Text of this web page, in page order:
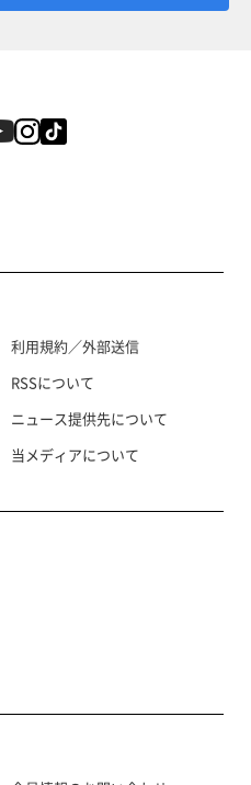
利用規約／外部送信
RSSについて
ニュース提供先について
当メディアについて